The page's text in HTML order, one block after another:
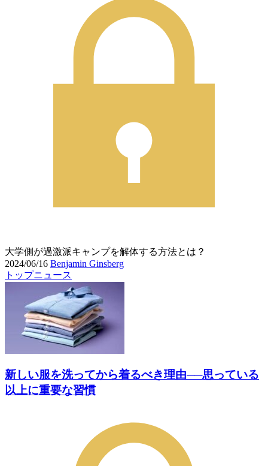
大学側が過激派キャンプを解体する方法とは？
2024/06/16 Benjamin Ginsberg
トップニュース
新しい服を洗ってから着るべき理由──思っている
以上に重要な習慣